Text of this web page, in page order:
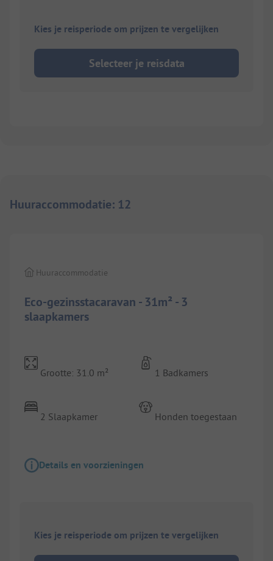
Kies je reisperiode om prijzen te vergelijken
Selecteer je reisdata
Huuraccommodatie: 12
Eco-gezinsstacaravan - 31m² - 3
slaapkamers
Huuraccommodatie
Grootte: 31.0 m²
2 Slaapkamer
1 Badkamers
Honden toegestaan
Details en voorzieningen
Kies je reisperiode om prijzen te vergelijken